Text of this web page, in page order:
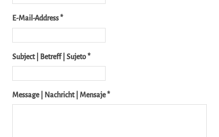
E-Mail-Address *
Subject | Betreff | Sujeto *
Message | Nachricht | Mensaje *